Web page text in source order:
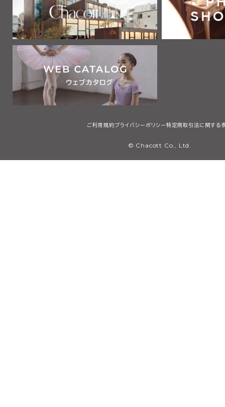
ご利用規約プライバシーポリシー 特定商取引法に関する
© Chacott Co., Ltd.